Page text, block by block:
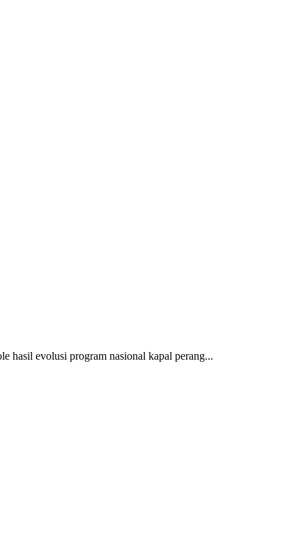
hasil evolusi program nasional kapal perang...